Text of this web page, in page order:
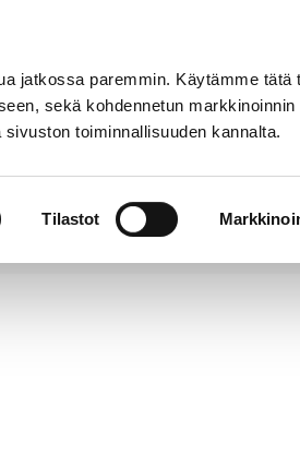
jatkossa paremmin. Käytämme tätä
sekä kohdennetun markkinoinnin
toiminnallisuuden kannalta.
Tilastot